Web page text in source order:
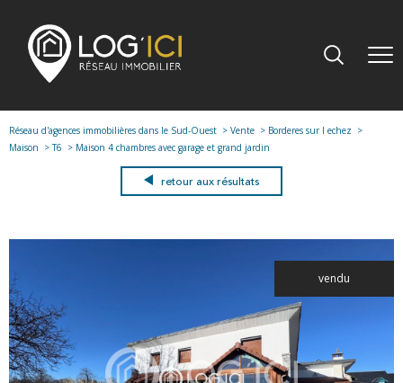
Réseau d'agences immobilières dans le Sud-Ouest Vente
Borderes sur l echez
Maison
T6 Maison 4 chambres avec garage et grand jardin
retour aux résultats
vendu